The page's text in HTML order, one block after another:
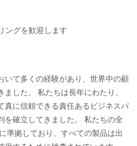
ングを歓迎します
いて多くの経験があり、世界中の顧
ました。 私たちは長年にわたり、
真に信頼できる責任あるビジネスパ
を確立してきました。 私たちの全
準拠しており、すべての製品は出